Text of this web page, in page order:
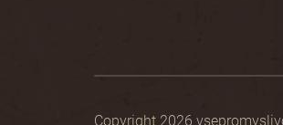
Copyright 2026